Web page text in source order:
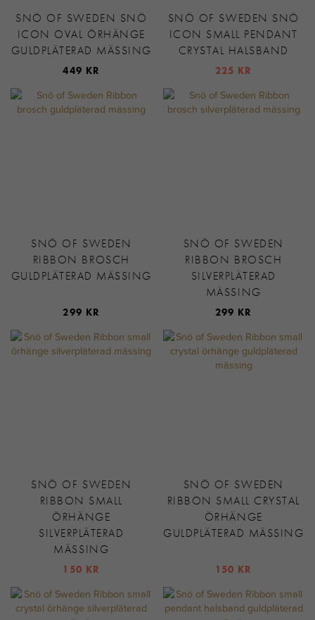
SNÖ OF SWEDEN SNÖ
ICON OVAL ÖRHÄNGE
GULDPLÄTERAD MÄSSING
449 KR
SNÖ OF SWEDEN SNÖ
ICON SMALL PENDANT
CRYSTAL HALSBAND
225 KR
SNÖ OF SWEDEN
RIBBON BROSCH
GULDPLÄTERAD MÄSSING
299 KR
SNÖ OF SWEDEN
RIBBON BROSCH
SILVERPLÄTERAD
MÄSSING
299 KR
SNÖ OF SWEDEN
RIBBON SMALL
ÖRHÄNGE
SILVERPLÄTERAD
MÄSSING
150 KR
SNÖ OF SWEDEN
RIBBON SMALL CRYSTAL
ÖRHÄNGE
GULDPLÄTERAD MÄSSING
150 KR